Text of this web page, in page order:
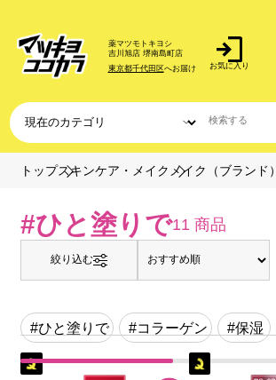
薬マツモトキヨシ
吉川旭店 堺南島町店
東京都千代田区へお届け お気に入り
トップスキンケア・メイク メイク（ブランド）
#ひと塗りで11 商品
絞り込む
#ひと塗りで #コラーゲン #保湿